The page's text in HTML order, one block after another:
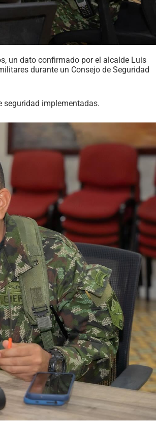
un dato confirmado por el alcalde Luis
durante un Consejo de Seguridad
seguridad implementadas.